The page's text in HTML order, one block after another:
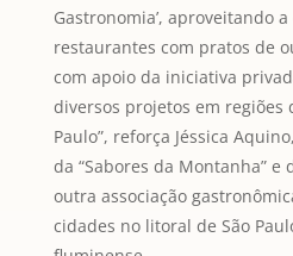
Gastronomia’, aproveitando
restaurantes com pratos de
com apoio da iniciativa
diversos projetos em regiões
Paulo”, reforça Jéssica
da “Sabores da Montanha” e
outra associação
cidades no litoral de São